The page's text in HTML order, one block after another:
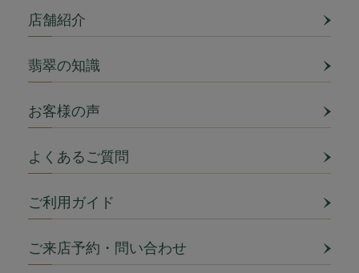
店舗紹介
翡翠の知識
お客様の声
よくあるご質問
ご利用ガイド
ご来店予約・問い合わせ